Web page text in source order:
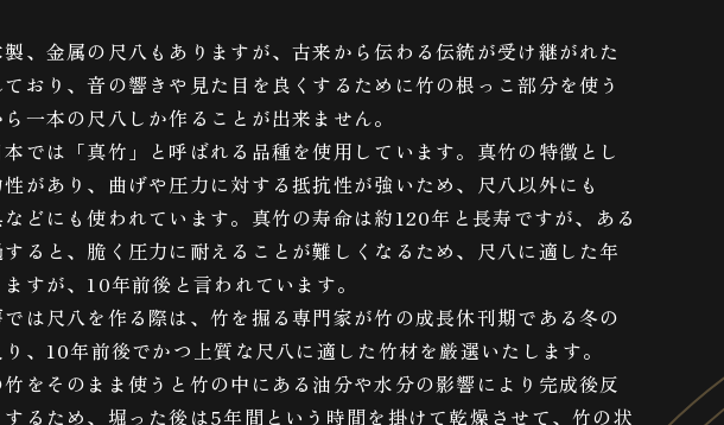
、金属の尺八もありますが、古来から伝わる伝統が受け継がれた
おり、音の響きや見た目を良くするために竹の根っこ部分を使う
一本の尺八しか作ることが出来ません。
では「真竹」と呼ばれる品種を使用しています。真竹の特徴とし
があり、曲げや圧力に対する抵抗性が強いため、尺八以外にも
どにも使われています。真竹の寿命は約120年と長寿ですが、ある
ると、脆く圧力に耐えることが難しくなるため、尺八に適した年
すが、10年前後と言われています。
は尺八を作る際は、竹を掘る専門家が竹の成長休刊期である冬の
、10年前後でかつ上質な尺八に適した竹材を厳選いたします。
をそのまま使うと竹の中にある油分や水分の影響により完成後反
るため、堀った後は5年間という時間を掛けて乾燥させて、竹の状